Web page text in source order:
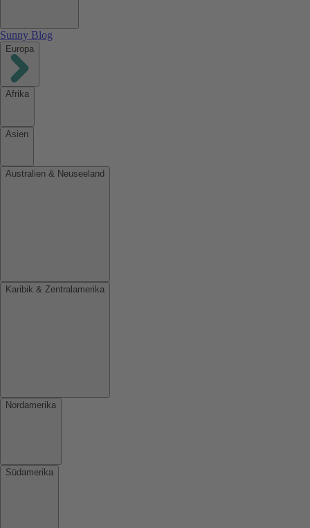
Sunny Blog
Europa
Afrika
Asien
Australien & Neuseeland
Karibik & Zentralamerika
Nordamerika
Südamerika